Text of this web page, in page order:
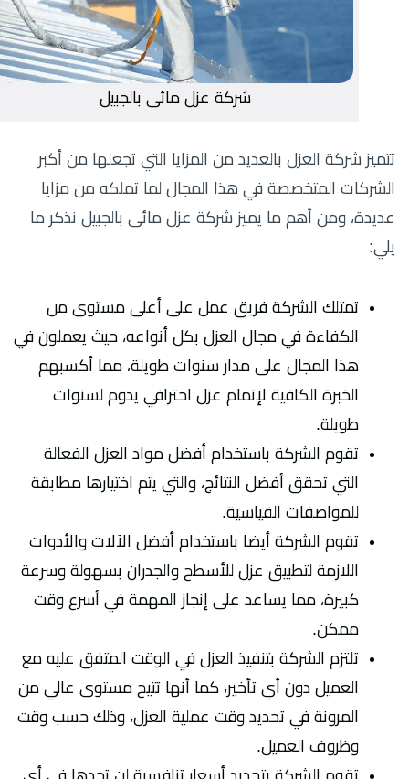
شركة عزل مائى بالجبيل
تتميز شركة العزل بالعديد من المزايا التي تجعلها من أكبر
الشركات المتخصصة في هذا المجال لما تملكه من مزايا
عديدة، ومن أهم ما يميز شركة عزل مائى بالجبيل نذكر ما
يلي:
تمتلك الشركة فريق عمل على أعلى مستوى من
الكفاءة في مجال العزل بكل أنواعه، حيث يعملون في
هذا المجال على مدار سنوات طويلة، مما أكسبهم
الخبرة الكافية لإتمام عزل احترافي يدوم لسنوات
طويلة.
تقوم الشركة باستخدام أفضل مواد العزل الفعالة
التي تحقق أفضل النتائج، والتي يتم اختيارها مطابقة
للمواصفات القياسية.
تقوم الشركة أيضا باستخدام أفضل الآلات والأدوات
اللازمة لتطبيق عزل للأسطح والجدران بسهولة وسرعة
كبيرة، مما يساعد على إنجاز المهمة في أسرع وقت
ممكن.
تلتزم الشركة بتنفيذ العزل في الوقت المتفق عليه مع
العميل دون أي تأخير، كما أنها تتيح مستوى عالي من
المرونة في تحديد وقت عملية العزل، وذلك حسب وقت
وظروف العميل.